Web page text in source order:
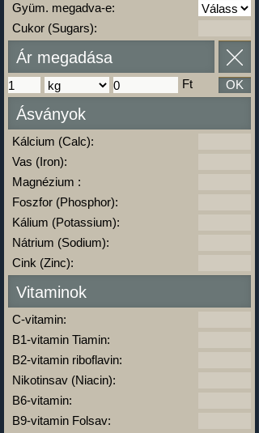
Gyüm. megadva-e:
Cukor (Sugars):
Ár megadása
Ft OK
Ásványok
Kálcium (Calc):
Vas (Iron):
Magnézium :
Foszfor (Phosphor):
Kálium (Potassium):
Nátrium (Sodium):
Cink (Zinc):
Vitaminok
C-vitamin:
B1-vitamin Tiamin:
B2-vitamin riboflavin:
Nikotinsav (Niacin):
B6-vitamin:
B9-vitamin Folsav: